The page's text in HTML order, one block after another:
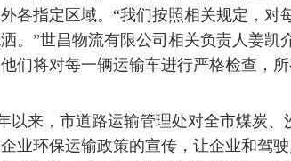
各指定区域。“我们按照相关规定，
。”世昌物流有限公司相关负责人姜
们将对每一辆运输车进行严格检查，
以来，市道路运输管理处对全市煤炭
业环保运输政策的宣传，让企业和驾